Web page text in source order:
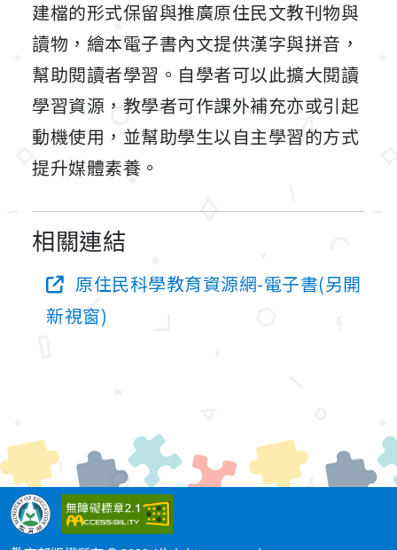
建檔的形式保留與推廣原住民文教刊物與
讀物，繪本電子書內文提供漢字與拼音，
幫助閱讀者學習。自學者可以此擴大閱讀
學習資源，教學者可作課外補充亦或引起
動機使用，並幫助學生以自主學習的方式
提升媒體素養。
相關連結
原住民科學教育資源網-電子書(另開
新視窗)